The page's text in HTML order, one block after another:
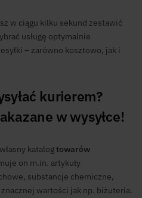
w ciągu kilku sekund zestawić
usługę optymalnie
– zarówno kosztowo, jak i
kurierem?
w wysyłce!
katalogtowarów
on m.in. artykuły
substancje chemiczne,
wartości jak np. biżuteria.